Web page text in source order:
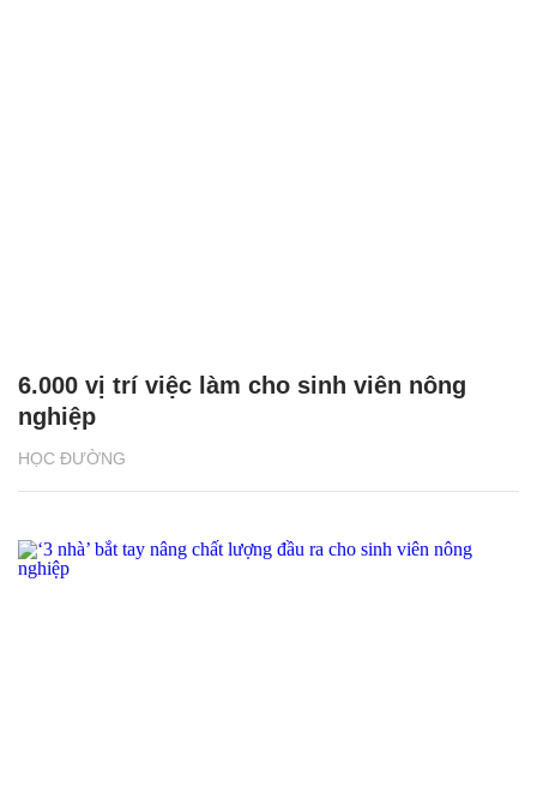
HỌC ĐƯỜNG
6.000 vị trí việc làm cho sinh viên nông
nghiệp